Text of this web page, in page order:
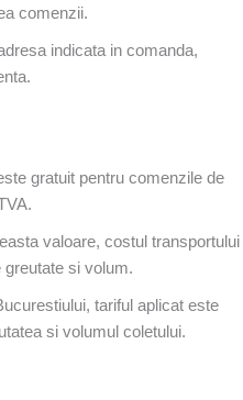
comenzii.
indicata in comanda,
gratuit pentru comenzile de
valoare, costul transportului
greutate si volum.
tariful aplicat este
si volumul coletului.